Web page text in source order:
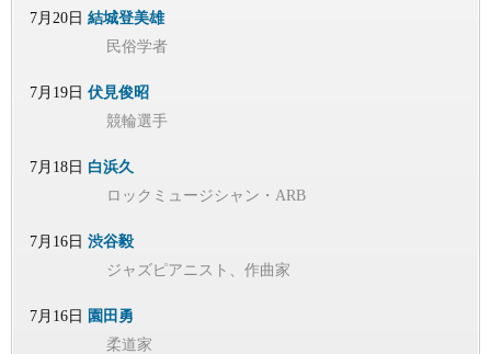
7月20日 結城登美雄
民俗学者
7月19日 伏見俊昭
競輪選手
7月18日 白浜久
ロックミュージシャン・ARB
7月16日 渋谷毅
ジャズピアニスト、作曲家
7月16日 園田勇
柔道家